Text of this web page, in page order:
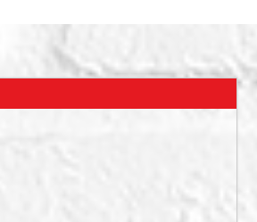
有積欠管理費。經檢視信箱
塞滿信件無人收。惟現在實
行查明注意。
賣，請投標人分別出價。